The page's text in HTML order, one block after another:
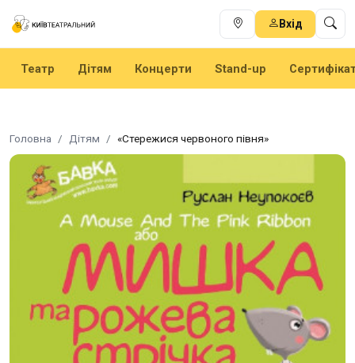
Вхід
Театр Дітям Концерти Stand-up
Головна Дітям «Стережися червоного півня»